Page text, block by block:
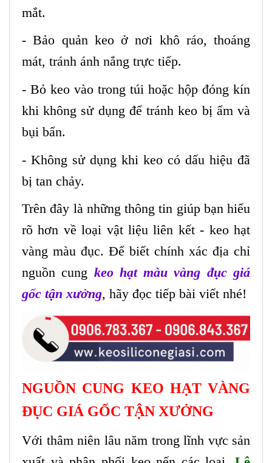
mắt.
- Bảo quản keo ở nơi khô ráo, thoáng
mát, tránh ánh nắng trực tiếp.
- Bỏ keo vào trong túi hoặc hộp đóng kín
khi không sử dụng để tránh keo bị ẩm và
bụi bẩn.
- Không sử dụng khi keo có dấu hiệu đã
bị tan chảy.
Trên đây là những thông tin giúp bạn hiểu
rõ hơn về loại vật liệu liên kết - keo hạt
vàng màu đục. Để biết chính xác địa chỉ
nguồn cung keo hạt màu vàng đục giá
gốc tận xưởng, hãy đọc tiếp bài viết nhé!
NGUỒN CUNG KEO HẠT VÀNG
ĐỤC GIÁ GỐC TẬN XƯỞNG
Với thâm niên lâu năm trong lĩnh vực sản